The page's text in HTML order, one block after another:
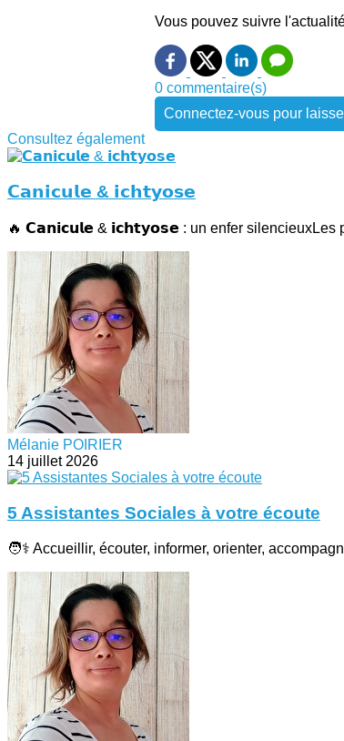
Vous pouvez suivre
0 commentaire(s)
Connectez-vous pour
Consultez également
𝗖𝗮𝗻𝗶𝗰𝘂𝗹𝗲 & 𝗶𝗰𝗵𝘁𝘆𝗼𝘀𝗲
🔥 𝗖𝗮𝗻𝗶𝗰𝘂𝗹𝗲 & 𝗶𝗰𝗵𝘁𝘆𝗼𝘀𝗲 : un enfer silencieuxLes
Mélanie POIRIER
14 juillet 2026
5 Assistantes Sociales à votre écoute
🧑⚕️ Accueillir, écouter, informer, orienter,